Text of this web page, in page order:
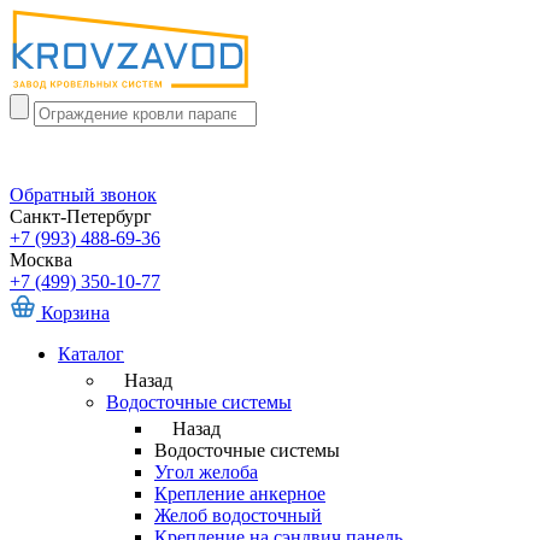
Обратный звонок
Санкт-Петербург
+7 (993) 488-69-36
Москва
+7 (499) 350-10-77
Корзина
Каталог
Назад
Водосточные системы
Назад
Водосточные системы
Угол желоба
Крепление анкерное
Желоб водосточный